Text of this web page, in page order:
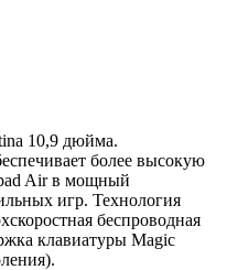
10,9 дюйма.
более высокую
Air в мощный
игр. Технология
беспроводная
клавиатуры Magic